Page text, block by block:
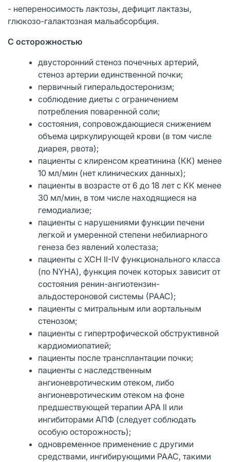
- непереносимость лактозы, дефицит лактазы,
глюкозо-галактозная мальабсорбция.
С осторожностью
двусторонний стеноз почечных артерий,
стеноз артерии единственной почки;
первичный гиперальдостеронизм;
соблюдение диеты с ограничением
потребления поваренной соли;
состояния, сопровождающиеся снижением
объема циркулирующей крови (в том числе
диарея, рвота);
пациенты с клиренсом креатинина (КК) менее
10 мл/мин (нет клинических данных);
пациенты в возрасте от 6 до 18 лет с КК менее
30 мл/мин, в том числе находящиеся на
гемодиализе;
пациенты с нарушениями функции печени
легкой и умеренной степени небилиарного
генеза без явлений холестаза;
пациенты с ХСН II-IV функционального класса
(по NYHA), функция почек которых зависит от
состояния ренин-ангиотензин-
альдостероновой системы (РААС);
пациенты с митральным или аортальным
стенозом;
пациенты с гипертрофической обструктивной
кардиомиопатией;
пациенты после трансплантации почки;
пациенты с наследственным
ангионевротическим отеком, либо
ангионевротическим отеком на фоне
предшествующей терапии АРА II или
ингибиторами АПФ (следует соблюдать
особую осторожность);
одновременное применение с другими
средствами, ингибирующими РААС, такими